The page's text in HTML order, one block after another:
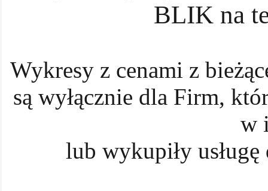
BLIK na
Wykresy z cenami z
są wyłącznie dla Firm,
w
lub wykupiły